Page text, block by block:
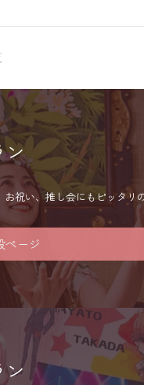
ン
祝い、推し会にもピッタリ
ページ
ン